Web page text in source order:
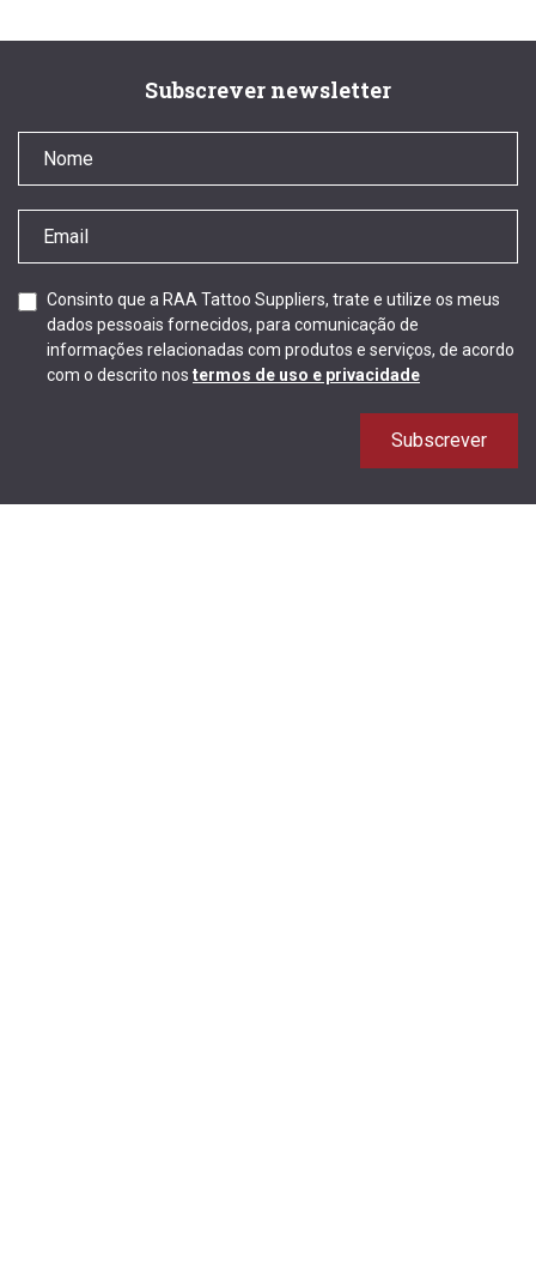
Subscrever newsletter
Consinto que a RAA Tattoo Suppliers, trate e utilize os meus
dados pessoais fornecidos, para comunicação de
informações relacionadas com produtos e serviços, de acordo
com o descrito nos termos de uso e privacidade
Subscrever